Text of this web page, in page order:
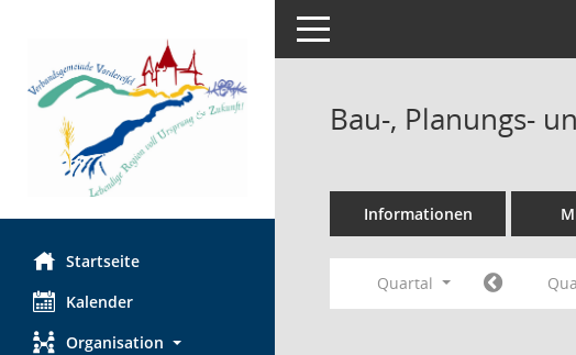
Startseite
Kalender
Organisation
Toggle navigation
Bau-, Planungs-
Informationen
Quartal